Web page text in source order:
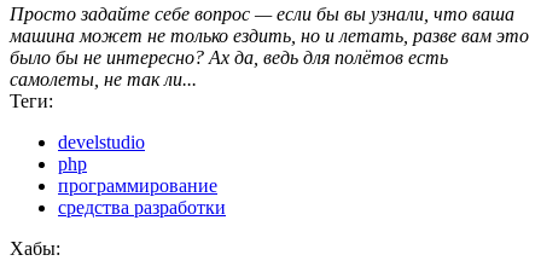
Просто задайте себе вопрос — если бы вы узнали, что ваша
машина может не только ездить, но и летать, разве вам это
было бы не интересно? Ах да, ведь для полётов есть
самолеты, не так ли...
Теги:
develstudio
php
программирование
средства разработки
Хабы: